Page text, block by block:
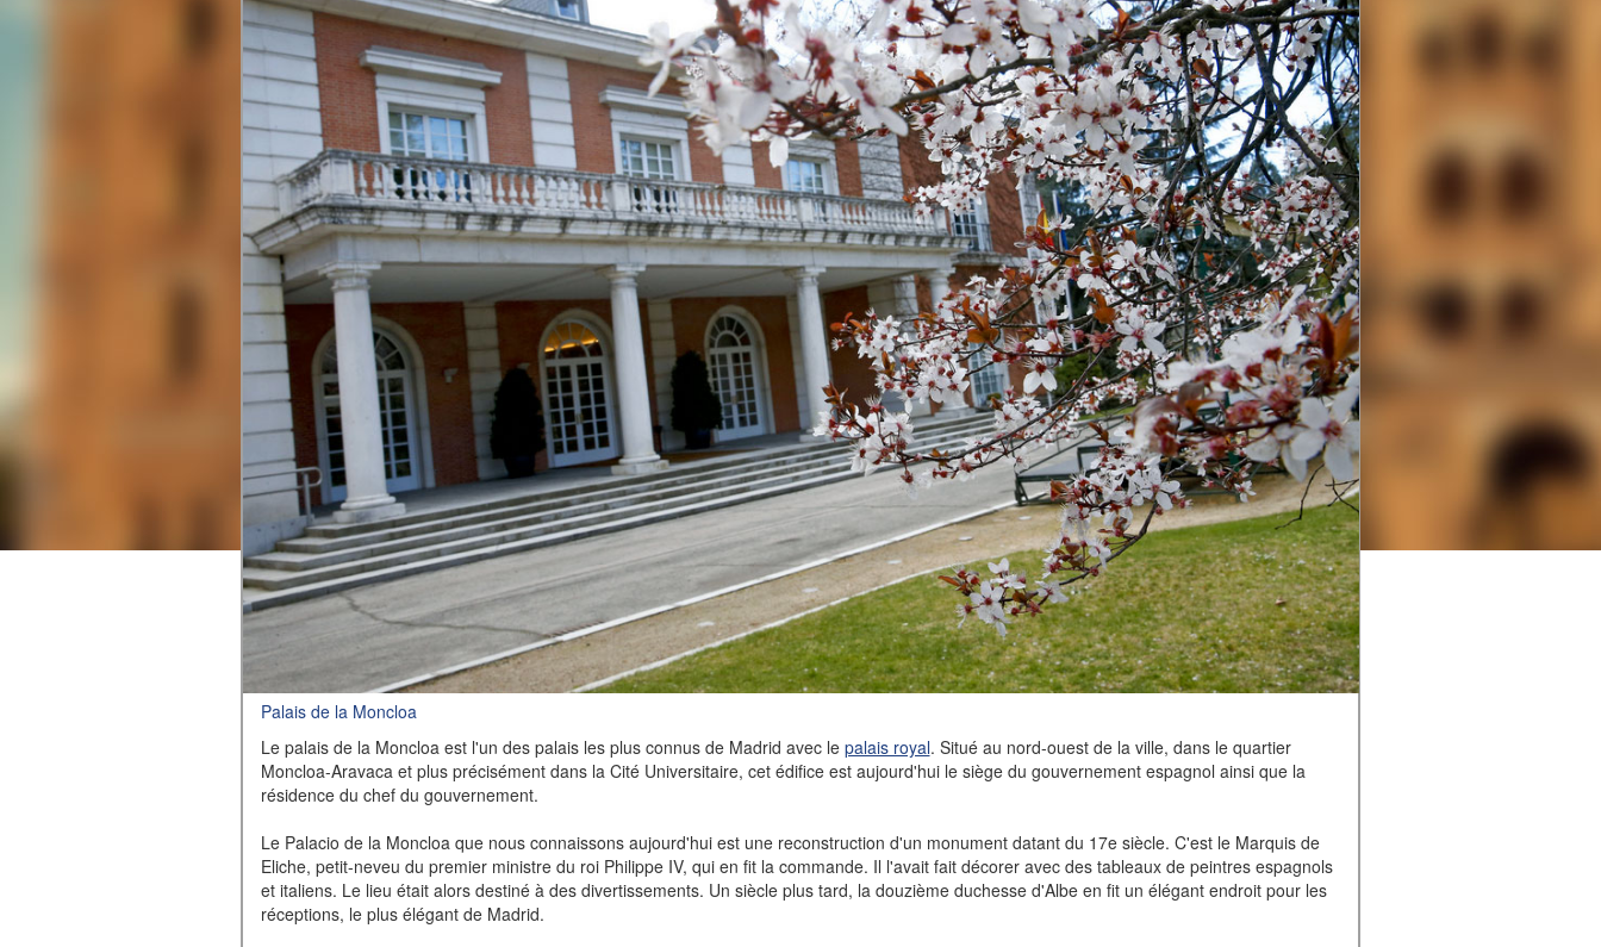
Palais de la Moncloa
Le palais de la Moncloa est l'un des palais les plus connus de Madrid avec le palais royal. Situé au nord-ouest de la ville, dans le quartier
Moncloa-Aravaca et plus précisément dans la Cité Universitaire, cet édifice est aujourd'hui le siège du gouvernement espagnol ainsi que la
résidence du chef du gouvernement.
Le Palacio de la Moncloa que nous connaissons aujourd'hui est une reconstruction d'un monument datant du 17e siècle. C'est le Marquis de
Eliche, petit-neveu du premier ministre du roi Philippe IV, qui en fit la commande. Il l'avait fait décorer avec des tableaux de peintres espagnols
et italiens. Le lieu était alors destiné à des divertissements. Un siècle plus tard, la douzième duchesse d'Albe en fit un élégant endroit pour les
réceptions, le plus élégant de Madrid.